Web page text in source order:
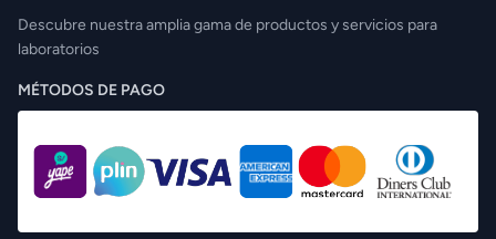
Descubre nuestra amplia gama de productos y servicios para
laboratorios
MÉTODOS DE PAGO